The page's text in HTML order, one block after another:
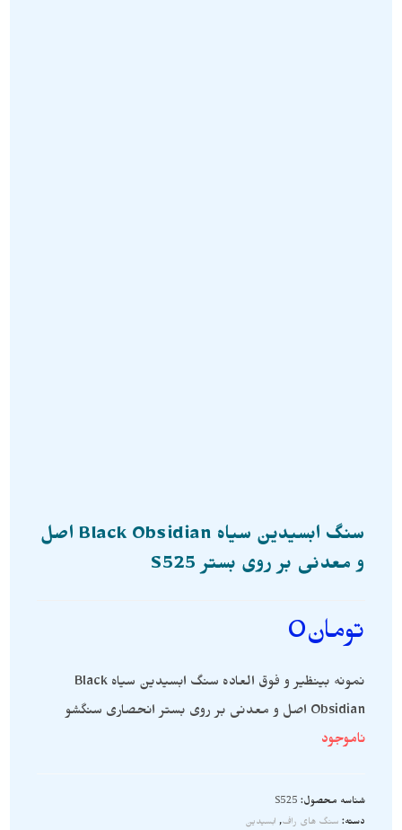
سنگ ابسیدین سیاه Black Obsidian اصل
و معدنی بر روی بستر S525
تومان0
نمونه بینظیر و فوق العاده سنگ ابسیدین سیاه Black
Obsidian اصل و معدنی بر روی بستر انحصاری سنگشو
ناموجود
شناسه محصول: S525
دسته: سنگ های راف, ابسیدین